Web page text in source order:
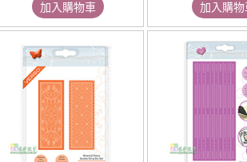
加入購物車 加入購物